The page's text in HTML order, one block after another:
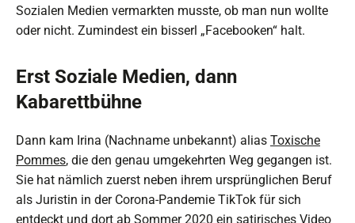
Sozialen Medien vermarkten musste, ob man nun wollte
oder nicht. Zumindest ein bisserl „Facebooken“ halt.
Erst Soziale Medien, dann
Kabarettbühne
Dann kam Irina (Nachname unbekannt) alias Toxische
Pommes, die den genau umgekehrten Weg gegangen ist.
Sie hat nämlich zuerst neben ihrem ursprünglichen Beruf
als Juristin in der Corona-Pandemie TikTok für sich
entdeckt und dort ab Sommer 2020 ein satirisches Video